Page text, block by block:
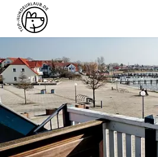
DIREKT BUCHBAR